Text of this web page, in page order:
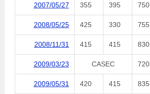
2007/05/27 355 395 750
2008/05/25 425 330 755
2008/11/31 415 415 830
2009/03/23 CASEC 720
2009/05/31 420 415 835